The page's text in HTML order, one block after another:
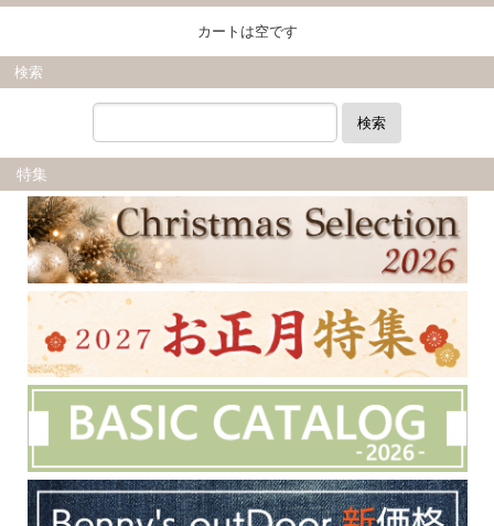
カートは空です
検索
検索
特集